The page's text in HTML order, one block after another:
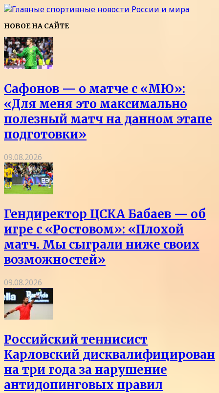
НОВОЕ НА САЙТЕ
Сафонов — о матче с «МЮ»:
«Для меня это максимально
полезный матч на данном этапе
подготовки»
09.08.2026
Гендиректор ЦСКА Бабаев — об
игре с «Ростовом»: «Плохой
матч. Мы сыграли ниже своих
возможностей»
09.08.2026
Российский теннисист
Карловский дисквалифицирован
на три года за нарушение
антидопинговых правил